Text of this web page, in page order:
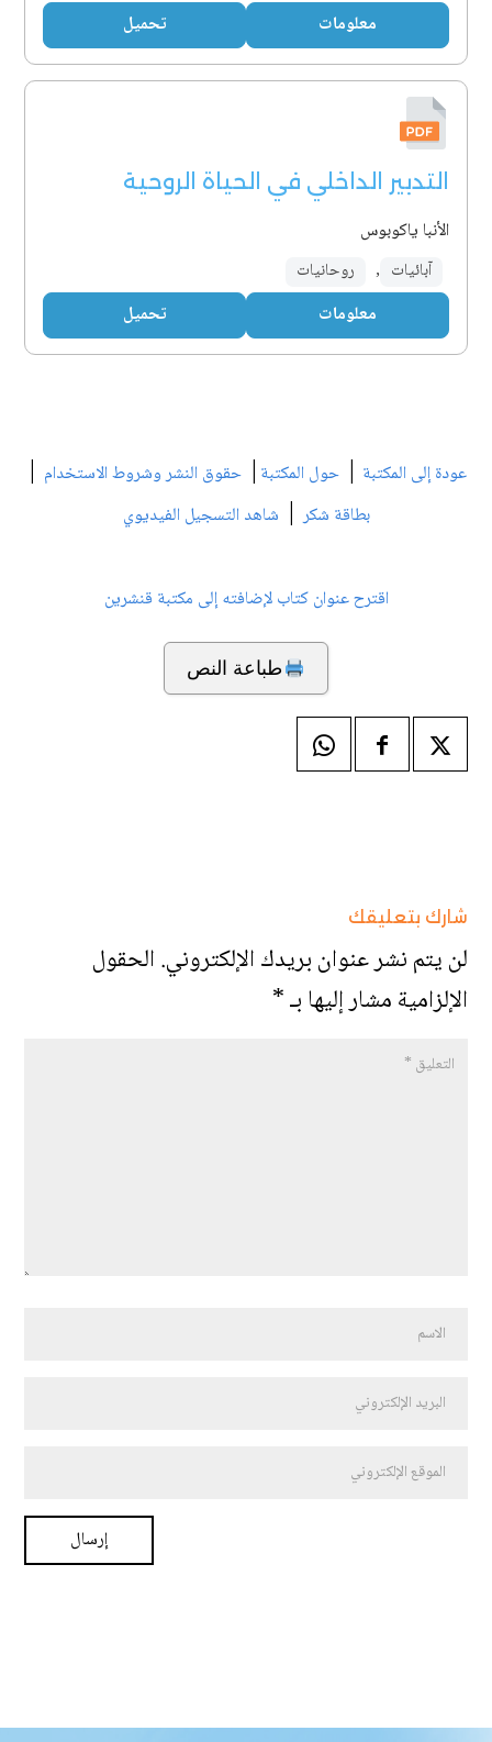
معلومات تحميل
التدبير الداخلي في الحياة الروحية
الأنبا ياكوبوس
آبائيات , روحانيات
معلومات تحميل
عودة إلى المكتبة | حول المكتبة | حقوق النشر وشروط الاستخدام |
بطاقة شكر| شاهد التسجيل الفيديوي
اقترح عنوان كتاب لإضافته إلى مكتبة قنشرين
طباعة النص
شارك بتعليقك
لن يتم نشر عنوان بريدك الإلكتروني.الحقول
الإلزامية مشار إليها بـ*